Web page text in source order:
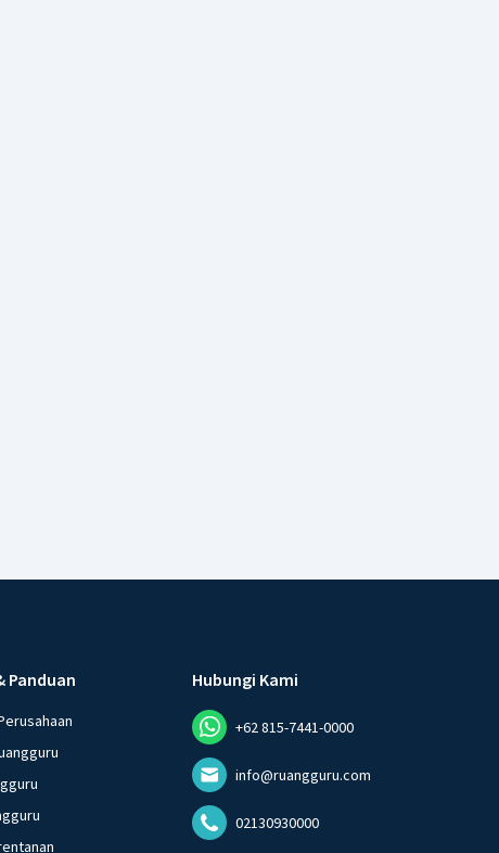
Panduan Hubungi Kami
+62 815-7441-0000
info@ruangguru.com
02130930000